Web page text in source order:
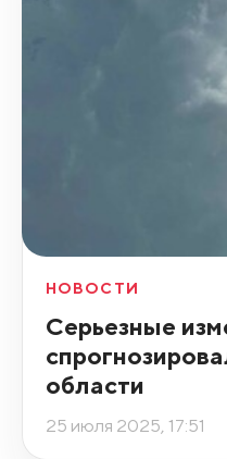
НОВОСТИ
Серьезные
области
25 июля 2025, 17:51